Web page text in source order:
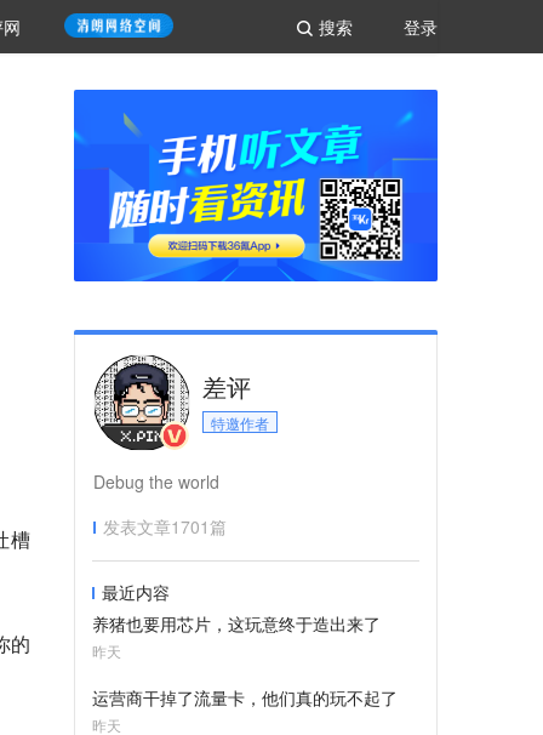
登录
搜索
槽
的
差评
特邀作者
Debug the world
发表文章1701篇
最近内容
养猪也要用芯片，这玩意终于造出来了
昨天
运营商干掉了流量卡，他们真的玩不起了
昨天